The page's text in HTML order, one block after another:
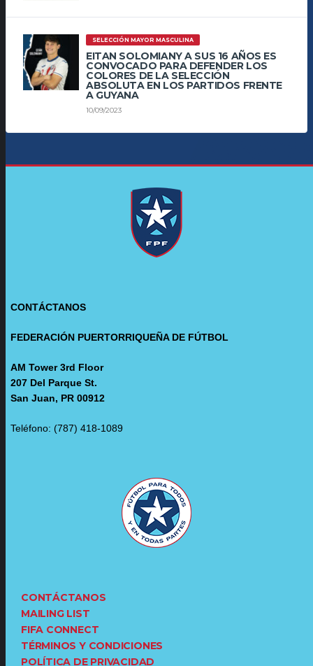
SELECCIÓN MAYOR MASCULINA
EITAN SOLOMIANY A SUS 16 AÑOS ES
CONVOCADO PARA DEFENDER LOS
COLORES DE LA SELECCIÓN
ABSOLUTA EN LOS PARTIDOS FRENTE
A GUYANA
10/09/2023
CONTÁCTANOS
FEDERACIÓN PUERTORRIQUEÑA DE FÚTBOL
AM Tower 3rd Floor
207 Del Parque St.
San Juan, PR 00912
Teléfono: (787) 418-1089
CONTÁCTANOS
MAILING LIST
FIFA CONNECT
TÉRMINOS Y CONDICIONES
POLÍTICA DE PRIVACIDAD